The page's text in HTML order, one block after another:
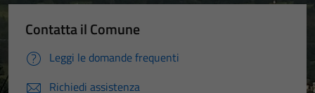
Contatta il Comune
Leggi le domande frequenti
Richiedi assistenza